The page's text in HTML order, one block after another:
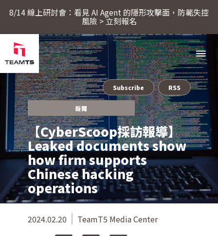
8/14 線上研討會：看見 AI Agent 的隱形攻擊面，防範失控
風險 > 立刻報名
服務
產品
產業方案
新聞
Subscribe RSS
【CyberScoop採訪報導】
Leaked documents show
how firm supports
Chinese hacking
operations
2024.02.20 TeamT5 Media Center